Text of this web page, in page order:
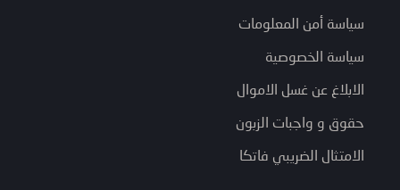
سياسة أمن المعلومات
سياسة الخصوصية
الابلاغ عن غسل الاموال
حقوق و واجبات الزبون
الامتثال الضريبي فاتكا